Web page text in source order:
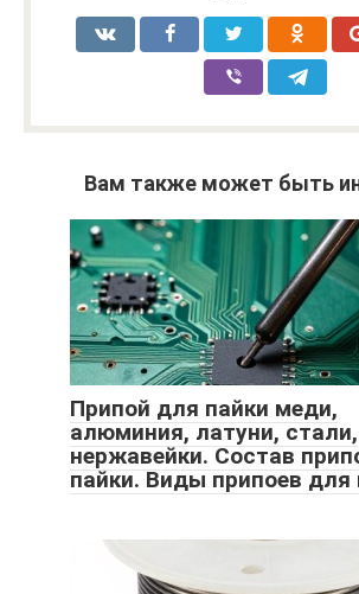
Вам также может быть
Припой для пайки меди,
алюминия, латуни, стали,
нержавейки. Состав
пайки. Виды припоев для